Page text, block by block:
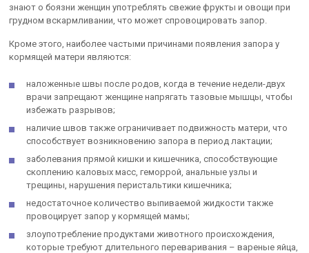
знают о боязни женщин употреблять свежие фрукты и овощи при
грудном вскармливании, что может спровоцировать запор.
Кроме этого, наиболее частыми причинами появления запора у
кормящей матери являются:
наложенные швы после родов, когда в течение недели-двух
врачи запрещают женщине напрягать тазовые мышцы, чтобы
избежать разрывов;
наличие швов также ограничивает подвижность матери, что
способствует возникновению запора в период лактации;
заболевания прямой кишки и кишечника, способствующие
скоплению каловых масс, геморрой, анальные узлы и
трещины, нарушения перистальтики кишечника;
недостаточное количество выпиваемой жидкости также
провоцирует запор у кормящей мамы;
злоупотребление продуктами животного происхождения,
которые требуют длительного переваривания – вареные яйца,